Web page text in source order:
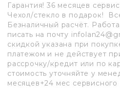
Гарантия! 36 месяцев
Чехол/стекло в подарок!
Безналичный расчёт.
писать на почту
скидкой указана при
платежом и не действует
рассрочку/кредит или по
стоимость уточняйте у
месяцев+24 мес